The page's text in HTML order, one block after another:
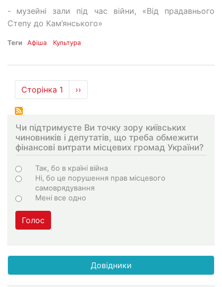
-
музейні зали під час війни, «Від прадавнього
Степу до Кам’янського»
Теги Афіша Культура
Розбивка
на
сторінки
Сторінка 1
Наступна
сторінка
››
Чи підтримуєте Ви точку зору київських
чиновників і депутатів, що треба обмежити
фінансові витрати місцевих громад України?
Варіанти
Так, бо в країні війна
Ні, бо це порушення прав місцевого
самоврядування
Мені все одно
Голос
Довідники